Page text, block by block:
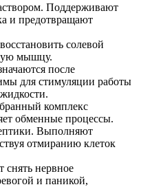
Поддерживают
и предотвращают
солевой
мышцу.
после
для стимуляции работы
комплекс
обменные процессы.
Выполняют
отмиранию клеток
снять нервное
и паникой,